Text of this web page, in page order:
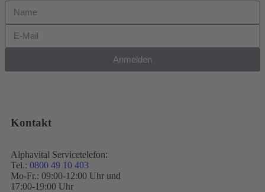
Anmelden
Kontakt
Alphavital Servicetelefon:
Tel.: 0800 49 10 403
Mo-Fr.: 09:00-12:00 Uhr und
17:00-19:00 Uhr